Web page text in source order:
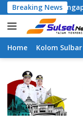
Skip
to
content
Breaking News
Tamangapa Jadi
Home Kolom Sulbar